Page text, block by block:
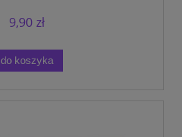
9,90 zł
do koszyka